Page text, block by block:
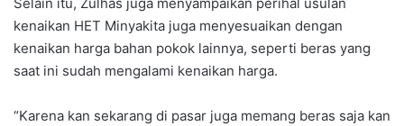
kenaikan HET Minyakita juga menyesuaikan dengan
kenaikan harga bahan pokok lainnya, seperti beras yang
saat ini sudah mengalami kenaikan harga.
“Karena kan sekarang di pasar juga memang beras saja kan